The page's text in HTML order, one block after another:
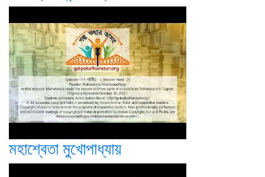
মহাশ্বেতা মুখোপাধ্যায়